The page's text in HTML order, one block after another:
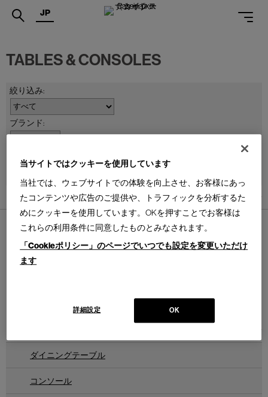
.
SERVICES
PROJECTS
SUPPORT
SHOPS
CATALOGUES
PROFESSIONAL
JP
TABLES & CONSOLES
2件あります
Design : FRANCO ALBINI
件あります
ダイニングテーブル
コンソール
当サイトではクッキーを使用しています
当社では、ウェブサイトでの体験を向上させ、お客様にあっ
たコンテンツや広告のご提供や、トラフィックを分析するた
めにクッキーを使用しています。OKを押すことでお客様は
これらの利用条件に同意したものとみなされます。
「Cookieポリシー」のページでいつでも設定を変更いただけ
ます
OK
詳細設定